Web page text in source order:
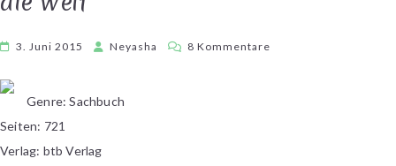
3. Juni 2015 Neyasha 8 Kommentare
Genre: Sachbuch
Seiten: 721
Verlag: btb Verlag